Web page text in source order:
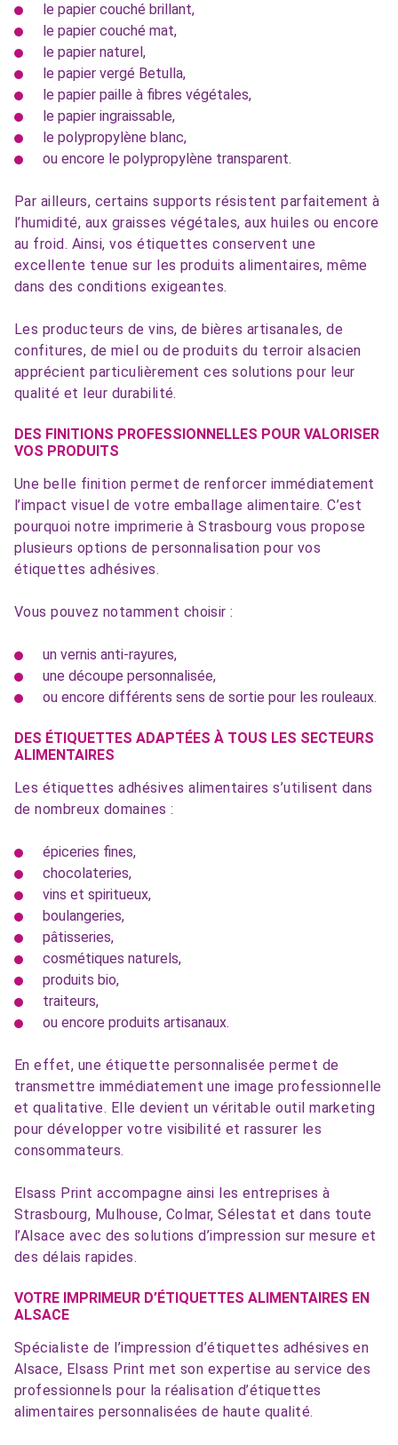
le papier couché brillant,
le papier couché mat,
le papier naturel,
le papier vergé Betulla,
le papier paille à fibres végétales,
le papier ingraissable,
le polypropylène blanc,
ou encore le polypropylène transparent.
Par ailleurs, certains supports résistent parfaitement à
l’humidité, aux graisses végétales, aux huiles ou encore
au froid. Ainsi, vos étiquettes conservent une
excellente tenue sur les produits alimentaires, même
dans des conditions exigeantes.
Les producteurs de vins, de bières artisanales, de
confitures, de miel ou de produits du terroir alsacien
apprécient particulièrement ces solutions pour leur
qualité et leur durabilité.
DES FINITIONS PROFESSIONNELLES POUR VALORISER
VOS PRODUITS
Une belle finition permet de renforcer immédiatement
l’impact visuel de votre emballage alimentaire. C’est
pourquoi notre imprimerie à Strasbourg vous propose
plusieurs options de personnalisation pour vos
étiquettes adhésives.
Vous pouvez notamment choisir :
un vernis anti-rayures,
une découpe personnalisée,
ou encore différents sens de sortie pour les rouleaux.
DES ÉTIQUETTES ADAPTÉES À TOUS LES SECTEURS
ALIMENTAIRES
Les étiquettes adhésives alimentaires s’utilisent dans
de nombreux domaines :
épiceries fines,
chocolateries,
vins et spiritueux,
boulangeries,
pâtisseries,
cosmétiques naturels,
produits bio,
traiteurs,
ou encore produits artisanaux.
En effet, une étiquette personnalisée permet de
transmettre immédiatement une image professionnelle
et qualitative. Elle devient un véritable outil marketing
pour développer votre visibilité et rassurer les
consommateurs.
Elsass Print accompagne ainsi les entreprises à
Strasbourg, Mulhouse, Colmar, Sélestat et dans toute
l’Alsace avec des solutions d’impression sur mesure et
des délais rapides.
VOTRE IMPRIMEUR D’ÉTIQUETTES ALIMENTAIRES EN
ALSACE
Spécialiste de l’impression d’étiquettes adhésives en
Alsace, Elsass Print met son expertise au service des
professionnels pour la réalisation d’étiquettes
alimentaires personnalisées de haute qualité.